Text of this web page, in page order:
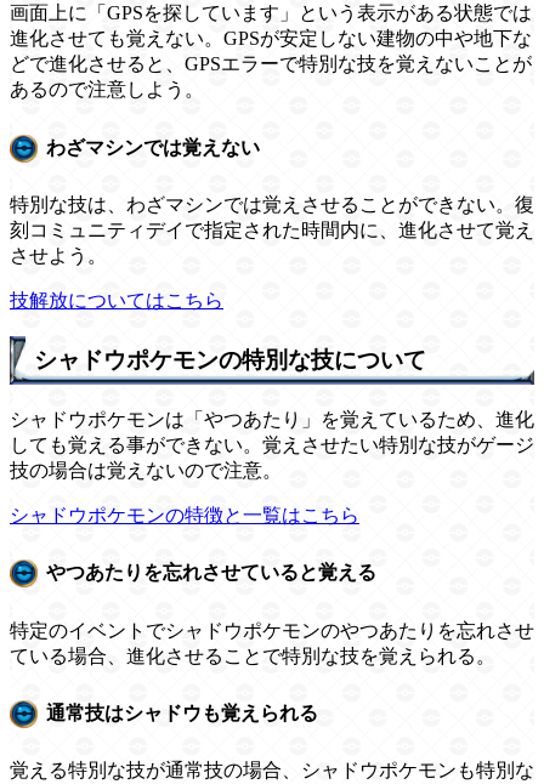
画面上に「GPSを探しています」という表示がある状態では
進化させても覚えない。GPSが安定しない建物の中や地下な
どで進化させると、GPSエラーで特別な技を覚えないことが
あるので注意しよう。
わざマシンでは覚えない
特別な技は、わざマシンでは覚えさせることができない。復
刻コミュニティデイで指定された時間内に、進化させて覚え
させよう。
技解放についてはこちら
シャドウポケモンの特別な技について
シャドウポケモンは「やつあたり」を覚えているため、進化
しても覚える事ができない。覚えさせたい特別な技がゲージ
技の場合は覚えないので注意。
シャドウポケモンの特徴と一覧はこちら
やつあたりを忘れさせていると覚える
特定のイベントでシャドウポケモンのやつあたりを忘れさせ
ている場合、進化させることで特別な技を覚えられる。
通常技はシャドウも覚えられる
覚える特別な技が通常技の場合、シャドウポケモンも特別な